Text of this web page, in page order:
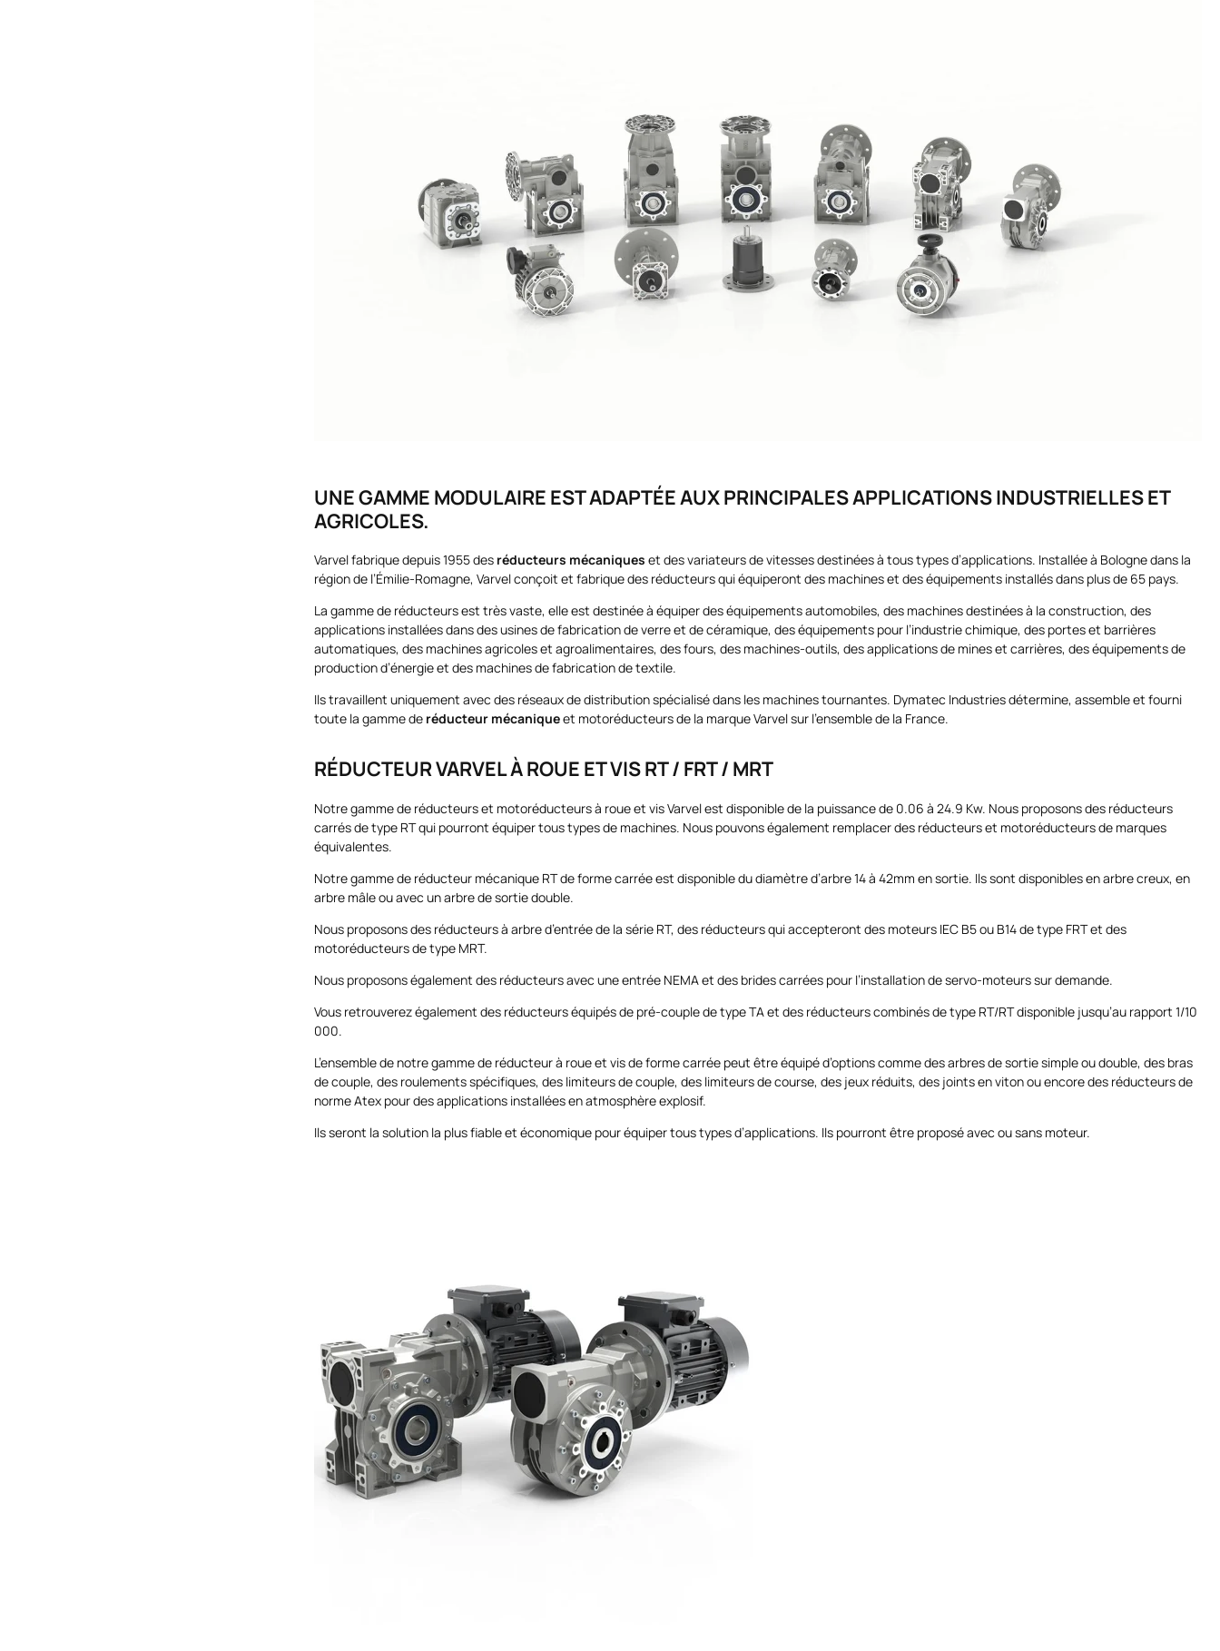
UNE GAMME MODULAIRE EST ADAPTÉE AUX PRINCIPALES APPLICATIONS INDUSTRIELLES ET
AGRICOLES.
Varvel fabrique depuis 1955 des réducteurs mécaniques et des variateurs de vitesses destinées à tous types d’applications. Installée à Bologne dans la
région de l’Émilie-Romagne, Varvel conçoit et fabrique des réducteurs qui équiperont des machines et des équipements installés dans plus de 65 pays.
La gamme de réducteurs est très vaste, elle est destinée à équiper des équipements automobiles, des machines destinées à la construction, des
applications installées dans des usines de fabrication de verre et de céramique, des équipements pour l’industrie chimique, des portes et barrières
automatiques, des machines agricoles et agroalimentaires, des fours, des machines-outils, des applications de mines et carrières, des équipements de
production d’énergie et des machines de fabrication de textile.
Ils travaillent uniquement avec des réseaux de distribution spécialisé dans les machines tournantes. Dymatec Industries détermine, assemble et fourni
toute la gamme de réducteur mécaniqueet motoréducteurs de la marque Varvel sur l’ensemble de la France.
RÉDUCTEUR VARVEL À ROUE ET VIS RT / FRT / MRT
Notre gamme de réducteurs et motoréducteurs à roue et vis Varvel est disponible de la puissance de 0.06 à 24.9 Kw. Nous proposons des réducteurs
carrés de type RT qui pourront équiper tous types de machines. Nous pouvons également remplacer des réducteurs et motoréducteurs de marques
équivalentes.
Notre gamme de réducteur mécanique RT de forme carrée est disponible du diamètre d’arbre 14 à 42mm en sortie. Ils sont disponibles en arbre creux, en
arbre mâle ou avec un arbre de sortie double.
Nous proposons des réducteurs à arbre d’entrée de la série RT, des réducteurs qui accepteront des moteurs IEC B5 ou B14 de type FRT et des
motoréducteurs de type MRT.
Nous proposons également des réducteurs avec une entrée NEMA et des brides carrées pour l’installation de servo-moteurs sur demande.
Vous retrouverez également des réducteurs équipés de pré-couple de type TA et des réducteurs combinés de type RT/RT disponible jusqu’au rapport 1/10
000.
L’ensemble de notre gamme de réducteur à roue et visde forme carrée peut être équipé d’options comme des arbres de sortie simple ou double, des bras
de couple, des roulements spécifiques, des limiteurs de couple, des limiteurs de course, des jeux réduits, des joints en viton ou encore des réducteurs de
norme Atex pour des applications installées en atmosphère explosif.
Ils seront la solution la plus fiable et économique pour équiper tous types d’applications. Ils pourront être proposé avec ou sans moteur.